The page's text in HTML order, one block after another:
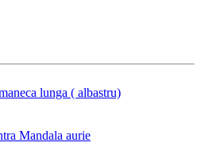
lunga ( albastru)
Mandala aurie